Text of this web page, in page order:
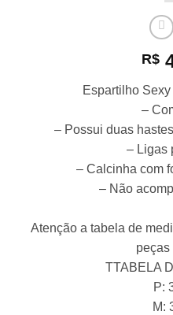
R$
Espartilho
–
– Possui duas
– Ligas
– Calcinha com
– Não
Atenção a tabela de
peças
TTABELA
P:
M: